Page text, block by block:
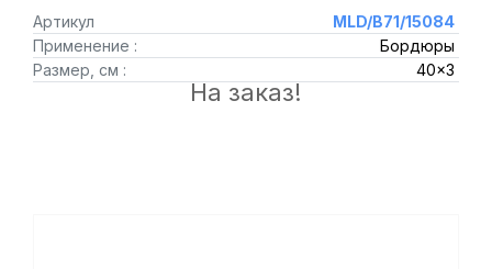
Артикул
MLD/B71/15084
Применение :
Бордюры
Размер, см :
40x3
На заказ!